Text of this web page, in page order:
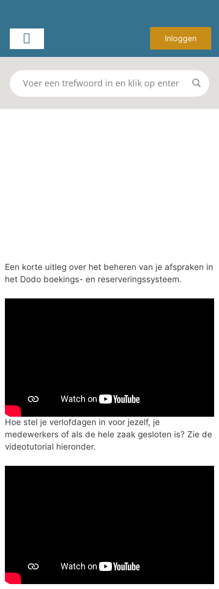
Inloggen
Een korte uitleg over het beheren van je afspraken in
het Dodo boekings- en reserveringssysteem.
Hoe stel je verlofdagen in voor jezelf, je
medewerkers of als de hele zaak gesloten is? Zie de
videotutorial hieronder.